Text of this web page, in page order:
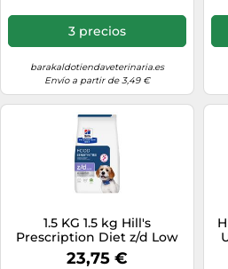
3 precios
barakaldotiendaveterinaria.es
Envío a partir de 3,49 €
1.5 KG 1.5 kg Hill's
Prescription Diet z/d Low
Fat alimento para perros
23,75 €